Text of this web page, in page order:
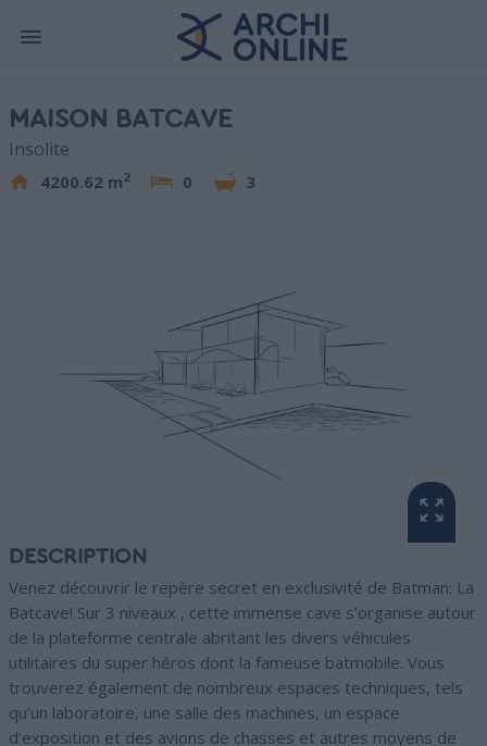
MAISON BATCAVE
Insolite
4200.62 m2 0 3
DESCRIPTION
Venez découvrir le repère secret en exclusivité de Batman: La
Batcave! Sur 3 niveaux , cette immense cave s’organise autour
de la plateforme centrale abritant les divers véhicules
utilitaires du super héros dont la fameuse batmobile. Vous
trouverez également de nombreux espaces techniques, tels
qu’un laboratoire, une salle des machines, un espace
d’exposition et des avions de chasses et autres moyens de